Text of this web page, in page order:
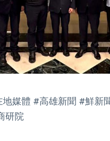
媒體 #高雄新聞 #鮮新
研院